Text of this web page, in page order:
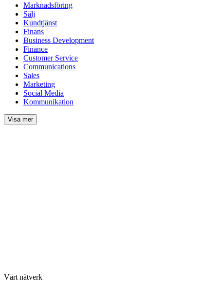
Marknadsföring
Sälj
Kundtjänst
Finans
Business Development
Finance
Customer Service
Communications
Sales
Marketing
Social Media
Kommunikation
Visa mer
Vårt nätverk